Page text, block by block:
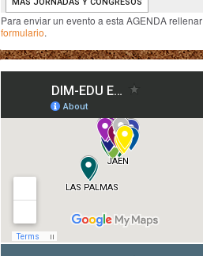
Para enviar un evento a esta AGENDA rellenar
formulario.